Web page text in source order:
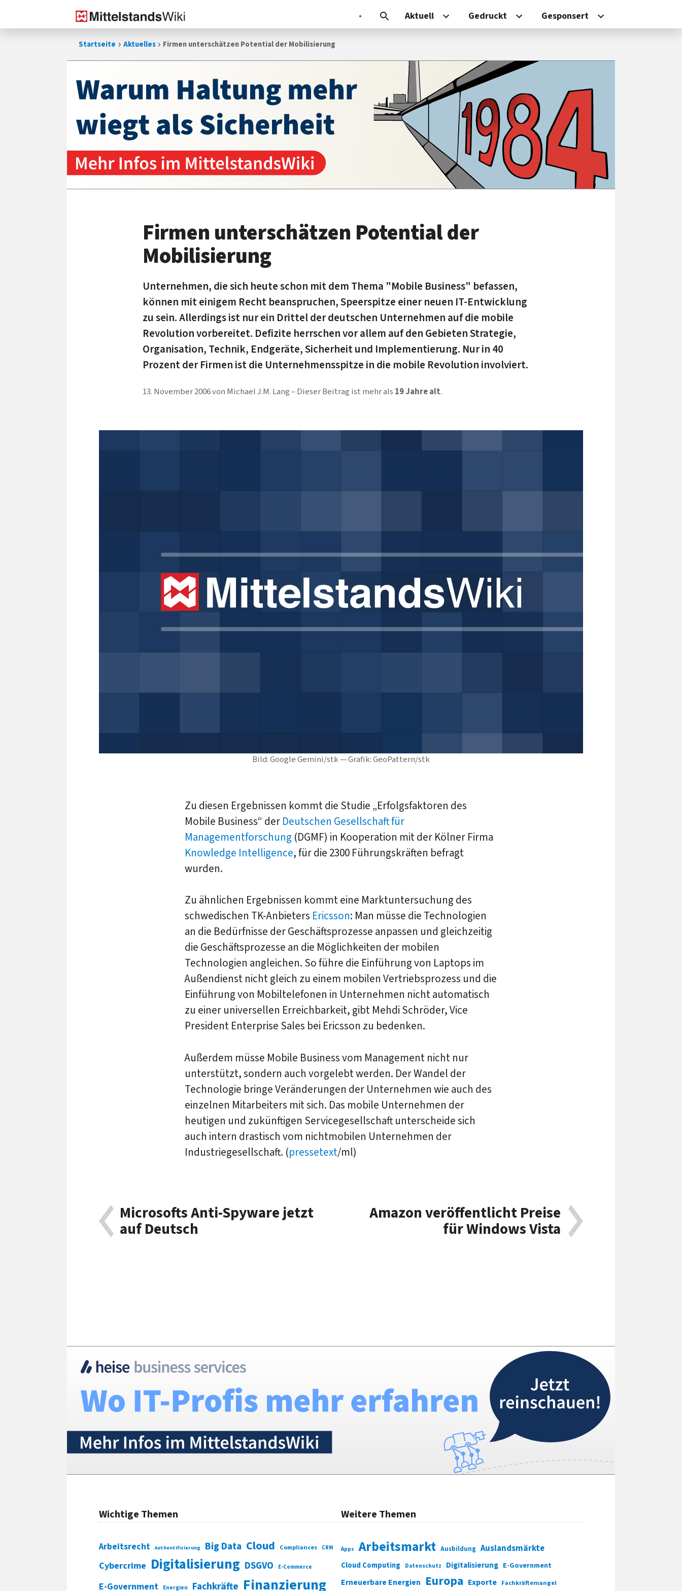
Aktuell Gedruckt Gesponsert
Startseite Aktuelles Firmen unterschätzen Potential der Mobilisierung
Bild: Google Gemini/stk — Grafik: GeoPattern/stk
Firmen unterschätzen Potential der
Mobilisierung
Unternehmen, die sich heute schon mit dem Thema "Mobile Business" befassen,
können mit einigem Recht beanspruchen, Speerspitze einer neuen IT-Entwicklung
zu sein. Allerdings ist nur ein Drittel der deutschen Unternehmen auf die mobile
Revolution vorbereitet. Defizite herrschen vor allem auf den Gebieten Strategie,
Organisation, Technik, Endgeräte, Sicherheit und Implementierung. Nur in 40
Prozent der Firmen ist die Unternehmensspitze in die mobile Revolution involviert.
13. November 2006von Michael J.M. Lang Dieser Beitrag ist mehr als 19 Jahre alt.
Zu diesen Ergebnissen kommt die Studie „Erfolgsfaktoren des
Mobile Business“ der Deutschen Gesellschaft für
Managementforschung (DGMF) in Kooperation mit der Kölner Firma
Knowledge Intelligence, für die 2300 Führungskräften befragt
wurden.
Zu ähnlichen Ergebnissen kommt eine Marktuntersuchung des
schwedischen TK-Anbieters Ericsson: Man müsse die Technologien
an die Bedürfnisse der Geschäftsprozesse anpassen und gleichzeitig
die Geschäftsprozesse an die Möglichkeiten der mobilen
Technologien angleichen. So führe die Einführung von Laptops im
Außendienst nicht gleich zu einem mobilen Vertriebsprozess und die
Einführung von Mobiltelefonen in Unternehmen nicht automatisch
zu einer universellen Erreichbarkeit, gibt Mehdi Schröder, Vice
President Enterprise Sales bei Ericsson zu bedenken.
Außerdem müsse Mobile Business vom Management nicht nur
unterstützt, sondern auch vorgelebt werden. Der Wandel der
Technologie bringe Veränderungen der Unternehmen wie auch des
einzelnen Mitarbeiters mit sich. Das mobile Unternehmen der
heutigen und zukünftigen Servicegesellschaft unterscheide sich
auch intern drastisch vom nichtmobilen Unternehmen der
Industriegesellschaft. (pressetext/ml)
Microsofts Anti-Spyware jetzt
auf Deutsch
Amazon veröffentlicht Preise
für Windows Vista
Wichtige Themen
Arbeitsrecht Authentifizierung Big Data Cloud Compliances CRM
Cybercrime Digitalisierung DSGVO E-Commerce
E-Government Energien Fachkräfte Finanzierung
Weitere Themen
Apps Arbeitsmarkt Ausbildung Auslandsmärkte
Cloud Computing Datenschutz Digitalisierung E-Government
Erneuerbare Energien Europa Exporte Fachkräftemangel